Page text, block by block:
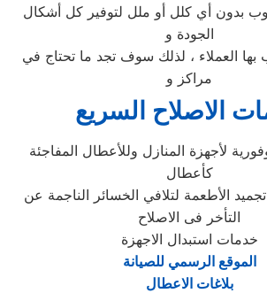
الجودة و
مراكز و
الاصلاح السريع
لأجهزة المنازل وللأعطال المفاجئة
كأعطال
التأخر فى الاصلاح
خدمات استبدال الاجهزة
الموقع الرسمي للصيانة
بلاغات الاعطال